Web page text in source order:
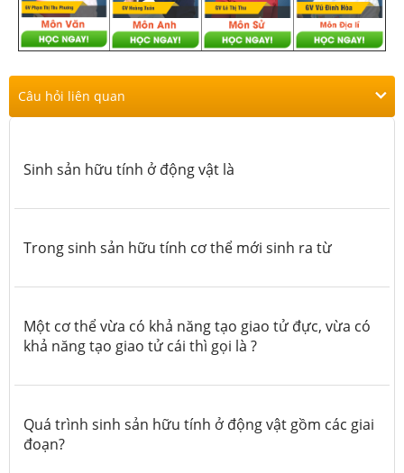
Câu hỏi liên quan
Sinh sản hữu tính ở động vật là
Trong sinh sản hữu tính cơ thể mới sinh ra từ
Một cơ thể vừa có khả năng tạo giao tử đực, vừa có
khả năng tạo giao tử cái thì gọi là ?
Quá trình sinh sản hữu tính ở động vật gồm các giai
đoạn?